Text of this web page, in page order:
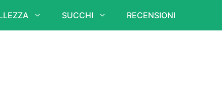
SUCCHI RECENSIONI